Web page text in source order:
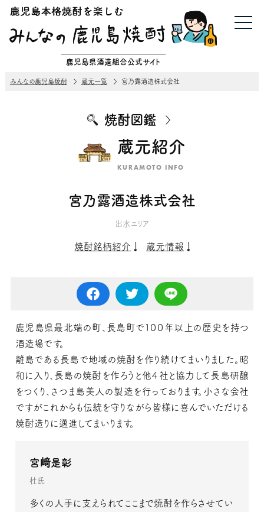
鹿児島県酒造組合公式サイト
みんなの鹿児島焼酎 蔵元一覧 宮乃露酒造株式会社
焼酎図鑑
蔵元紹介
KURAMOTO INFO
宮乃露酒造株式会社
出水エリア
焼酎銘柄紹介 蔵元情報
鹿児島県最北端の町、長島町で１００年以上の歴史を持つ
酒造場です。
離島である長島で地域の焼酎を作り続けてまいりました。昭
和に入り、長島の焼酎を作ろうと他４社と協力して長島研醸
をつくり、さつま島美人の製造を行っております。小さな会社
ですがこれからも伝統を守りながら皆様に喜んでいただける
焼酎造りに邁進してまいります。
宮﨑是彰
杜氏
多くの人手に支えられてここまで焼酎を作らさせてい